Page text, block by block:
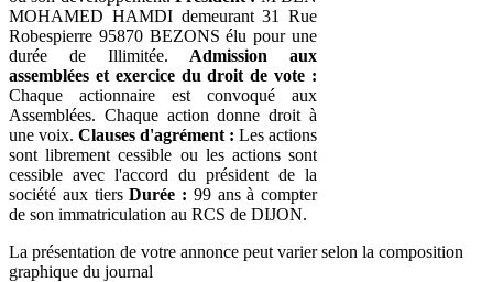
MOHAMED HAMDI demeurant 31 Rue
Robespierre 95870 BEZONS élu pour une
durée de Illimitée. Admission aux
assemblées et exercice du droit de vote :
Chaque actionnaire est convoqué aux
Assemblées. Chaque action donne droit à
une voix. Clauses d'agrément : Les actions
sont librement cessible ou les actions sont
cessible avec l'accord du président de la
société aux tiersDurée : 99 ans à compter
de son immatriculation au RCS de DIJON.
La présentation de votre annonce peut varier selon la composition
graphique du journal